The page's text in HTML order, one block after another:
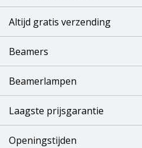
Altijd gratis verzending
Beamers
Beamerlampen
Laagste prijsgarantie
Openingstijden